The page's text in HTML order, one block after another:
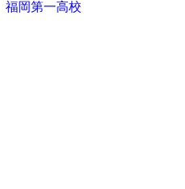
福岡第一高校